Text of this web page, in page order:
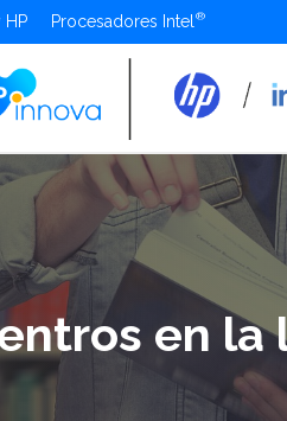
HP Procesadores Intel
en la